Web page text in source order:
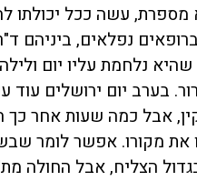
מספרת, עשה ככל יכולתו
נפלאים, ביניהם
נלחמת עליו יום
בערב יום ירושלים עוד
אבל כמה שעות אחר כך
את מקורו. אפשר לומר
הצליח, אבל החולה